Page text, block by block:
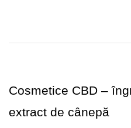
Cosmetice CBD –
extract de cânepă